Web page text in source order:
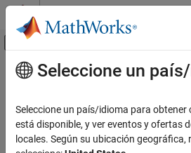
Saltar al contenido
Mostrar/ocultar menú
Inicio de Documentación
Contenido principal
How useful was this
Seleccione un
Seleccione un país/idioma para
está disponible, y ver eventos y ofertas
locales. Según su ubicación geográfica,